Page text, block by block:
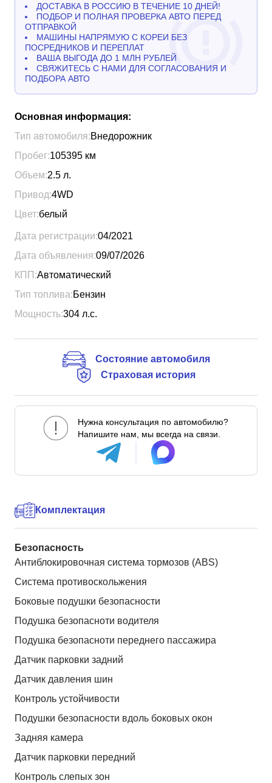
ДОСТАВКА В РОССИЮ В ТЕЧЕНИЕ 10 ДНЕЙ!
ПОДБОР И ПОЛНАЯ ПРОВЕРКА АВТО ПЕРЕД
ОТПРАВКОЙ
МАШИНЫ НАПРЯМУЮ С КОРЕИ БЕЗ
ПОСРЕДНИКОВ И ПЕРЕПЛАТ
ВАША ВЫГОДА ДО 1 МЛН РУБЛЕЙ
СВЯЖИТЕСЬ С НАМИ ДЛЯ СОГЛАСОВАНИЯ И
ПОДБОРА АВТО
Основная информация:
Тип автомобиля:Внедорожник
Пробег:105395 км
Объем:2.5 л.
Привод:4WD
Цвет:белый
Дата регистрации:04/2021
Дата объявления:09/07/2026
КПП:Автоматический
Тип топлива:Бензин
Мощность:304 л.с.
Состояние автомобиля
Страховая история
Нужна консультация по автомобилю?
Напишите нам, мы всегда на связи.
Комплектация
Безопасность
Антиблокировочная система тормозов (ABS)
Система противоскольжения
Боковые подушки безопасности
Подушка безопасноти водителя
Подушка безопасноти переднего пассажира
Датчик парковки задний
Датчик давления шин
Контроль устойчивости
Подушки безопасности вдоль боковых окон
Задняя камера
Датчик парковки передний
Контроль слепых зон